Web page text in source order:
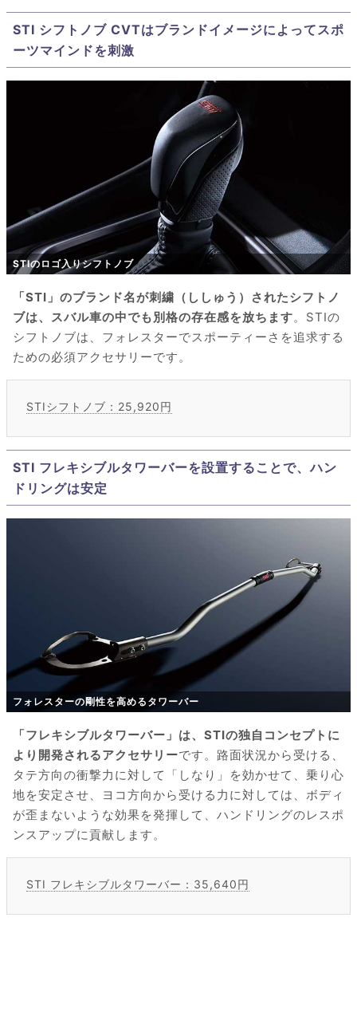
STI シフトノブ CVTはブランドイメージによってスポ
ーツマインドを刺激
STIのロゴ入りシフトノブ
「STI」のブランド名が刺繍（ししゅう）されたシフトノ
ブは、スバル車の中でも別格の存在感を放ちます。STIの
シフトノブは、フォレスターでスポーティーさを追求する
ための必須アクセサリーです。
STIシフトノブ：25,920円
STI フレキシブルタワーバーを設置することで、ハン
ドリングは安定
フォレスターの剛性を高めるタワーバー
「フレキシブルタワーバー」は、STIの独自コンセプトに
より開発されるアクセサリーです。路面状況から受ける、
タテ方向の衝撃力に対して「しなり」を効かせて、乗り心
地を安定させ、ヨコ方向から受ける力に対しては、ボディ
が歪まないような効果を発揮して、ハンドリングのレスポ
ンスアップに貢献します。
STI フレキシブルタワーバー：35,640円